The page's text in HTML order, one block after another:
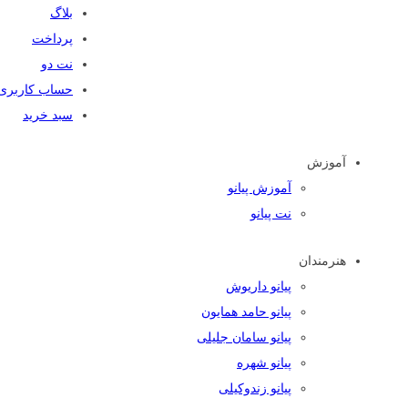
بلاگ
پرداخت
نت دو
حساب
سبد خرید
آموزش
آموزش پیانو
نت پیانو
هنرمندان
پیانو داریوش
پیانو حامد همایون
پیانو سامان جلیلی
پیانو شهره
پیانو زندوکیلی